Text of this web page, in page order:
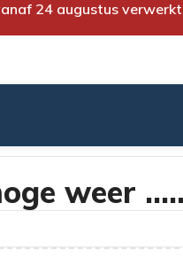
24 augustus
weer